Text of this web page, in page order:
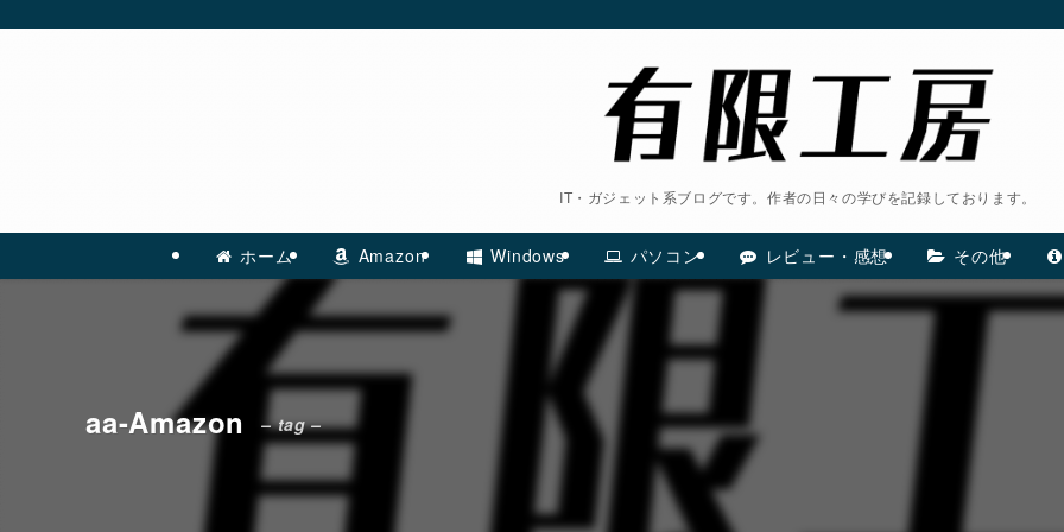
IT・ガジェット系ブログです。作者の日々の学びを記録しております。
ホーム Amazon Windows パソコン レビュー・感想 その他
aa-Amazon – tag –